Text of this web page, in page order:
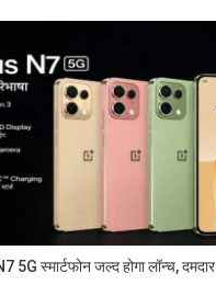
5G स्मार्टफोन जल्द होगा लॉन्च, दमदार